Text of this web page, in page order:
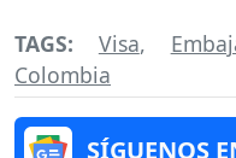
TAGS: Visa,
Colombia
SÍGUENOS